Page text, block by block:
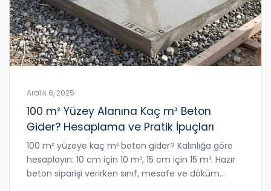
Aralık 8, 2025
100 m² Yüzey Alanına Kaç m³ Beton
Gider? Hesaplama ve Pratik İpuçları
100 m² yüzeye kaç m³ beton gider? Kalınlığa göre
hesaplayın: 10 cm için 10 m³, 15 cm için 15 m³. Hazır
beton siparişi verirken sınıf, mesafe ve döküm